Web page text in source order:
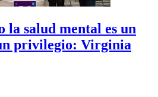
la salud mental es un
privilegio: Virginia